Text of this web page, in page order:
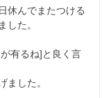
休んでまたつける
した。
有るね]と良く言
ました。